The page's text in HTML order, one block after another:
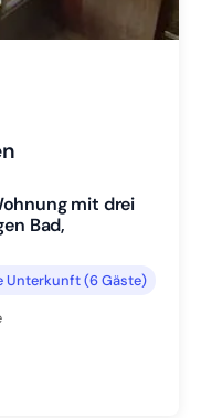
1 wechseln
2 wechseln
3 wechseln
4 wechseln
5 wechseln
6 wechseln
mit drei
Bad,
Unterkunft (6 Gäste)